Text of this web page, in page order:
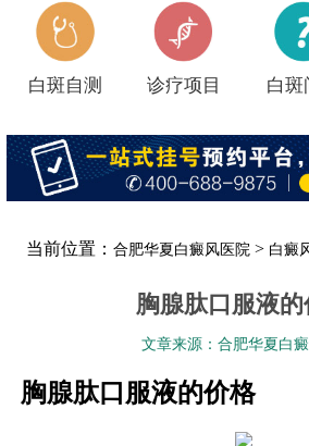
白斑自测 诊疗项目 白斑
当前位置：合肥华夏白癜风医院 > 白癜
胸腺肽口服液
文章来源：合肥华夏白
胸腺肽口服液的价格